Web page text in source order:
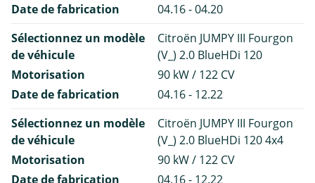
Date de fabrication
04.16 - 04.20
Sélectionnez un modèle
de véhicule
Citroën JUMPY III Fourgon
(V_) 2.0 BlueHDi 120
Motorisation
90 kW / 122 CV
Date de fabrication
04.16 - 12.22
Sélectionnez un modèle
de véhicule
Citroën JUMPY III Fourgon
(V_) 2.0 BlueHDi 120 4x4
Motorisation
90 kW / 122 CV
Date de fabrication
04.16 - 12.22